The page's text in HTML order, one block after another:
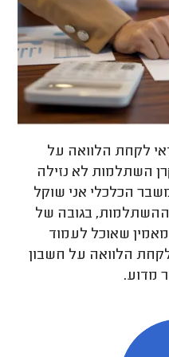
לקחת הלוואה על
השתלמות לא נזילה
הכלכלי אני שוקל
בגובה של
מאמין שאוכל לעמוד
הלוואה על חשבון
מדוע.